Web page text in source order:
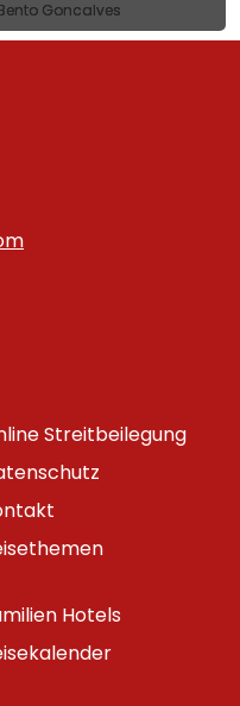
Goncalves
Streitbeilegung
Hotels